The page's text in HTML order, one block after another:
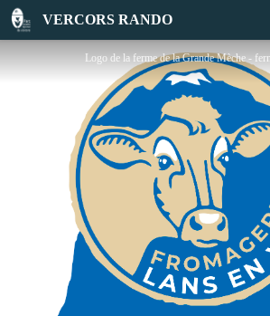
VERCORS RANDO
EARL Ferme de La Grand Mèche